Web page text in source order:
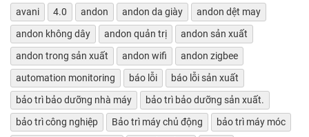
avani 4.0 andon andon da giày
andon dệt may
andon không dây
andon quản trị
andon sản xuất
andon trong sản xuất
andon wifi
andon zigbee
automation monitoring
báo lỗi
báo lỗi sản xuất
bảo trì bảo dưỡng nhà máy
bảo trì bảo dưỡng sản xuất.
bảo trì công nghiệp
Bảo trì máy chủ động
bảo trì máy móc